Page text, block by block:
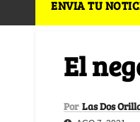
ENVIA TU
El
Por Las Dos